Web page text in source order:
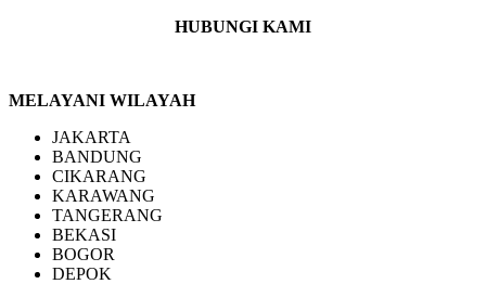
HUBUNGI KAMI
MELAYANI WILAYAH
JAKARTA
BANDUNG
CIKARANG
KARAWANG
TANGERANG
BEKASI
BOGOR
DEPOK